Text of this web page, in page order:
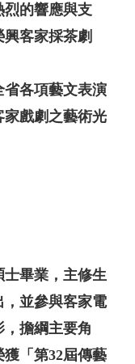
烈的響應與支
客家採茶劇
省各項藝文表演
戲劇之藝術光
畢業，主修生
並參與客家電
擔綱主要角
「第32屆傳藝